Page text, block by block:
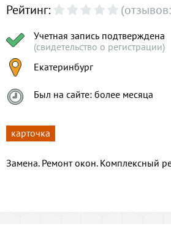
Рейтинг:
Учетная запись подтверждена
(свидетельство о регистрации)
Екатеринбург
Был на сайте: более месяца
карточка
Замена. Ремонт окон. Комплексный